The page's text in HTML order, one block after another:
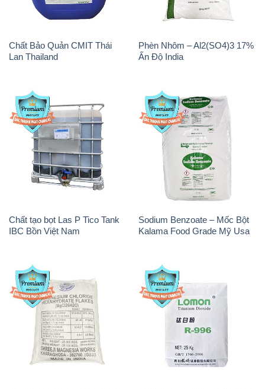
Chất Bảo Quản CMIT Thái
Lan Thailand
Phèn Nhôm – Al2(SO4)3 17%
Ấn Độ India
Chất tạo bọt Las P Tico Tank
IBC Bồn Việt Nam
Sodium Benzoate – Mốc Bột
Kalama Food Grade Mỹ Usa